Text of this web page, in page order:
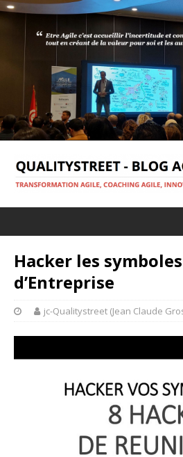
Hacker les
d’Entreprise
jc-Qualitystreet (Jean Claude